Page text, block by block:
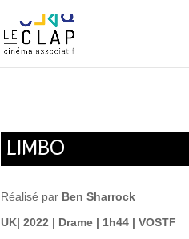
LIMBO
Réalisé par Ben Sharrock
UK| 2022 | Drame | 1h44 | VOSTF